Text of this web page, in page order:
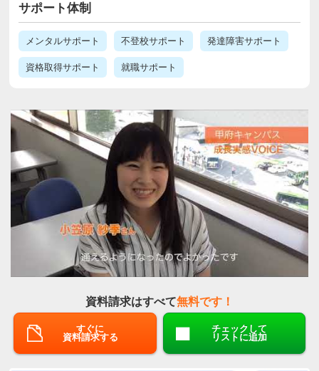
サポート体制
メンタルサポート 不登校サポート 発達障害サポート
資格取得サポート 就職サポート
資料請求はすべて無料です！
すぐに
資料請求する
チェックして
リストに追加